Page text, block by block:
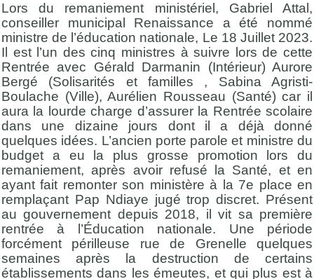
Lors du remaniement ministériel, Gabriel Attal,
conseiller municipal Renaissance a été nommé
ministre de l’éducation nationale, Le 18 Juillet 2023.
Il est l’un des cinq ministres à suivre lors de cette
Rentrée avec Gérald Darmanin (Intérieur) Aurore
Bergé (Solisarités et familles , Sabina Agristi-
Boulache (Ville), Aurélien Rousseau (Santé) car il
aura la lourde charge d’assurer la Rentrée scolaire
dans une dizaine jours dont il a déjà donné
quelques idées. L’ancien porte parole et ministre du
budget a eu la plus grosse promotion lors du
remaniement, après avoir refusé la Santé, et en
ayant fait remonter son ministère à la 7e place en
remplaçant Pap Ndiaye jugé trop discret. Présent
au gouvernement depuis 2018, il vit sa première
rentrée à l’Éducation nationale. Une période
forcément périlleuse rue de Grenelle quelques
semaines après la destruction de certains
établissements dans les émeutes, et qui plus est à